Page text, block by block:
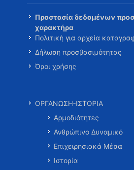
Προστασία δεδομένων
χαρακτήρα
Πολιτική για αρχεία
Δήλωση προσβασιμότητας
Όροι χρήσης
ΟΡΓΑΝΩΣΗ-ΙΣΤΟΡΙΑ
Αρμοδιότητες
Ανθρώπινο Δυναμικό
Επιχειρησιακά Μέσα
Ιστορία